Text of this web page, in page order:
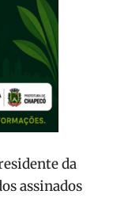
da
assinados